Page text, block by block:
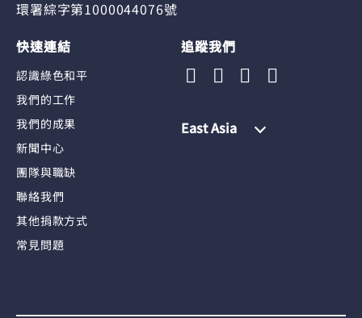
環署綜字第1000044076號
快速連結
認識綠色和平
我們的工作
我們的成果
新聞中心
團隊與職缺
聯絡我們
其他捐款方式
常見問題
追蹤我們
East Asia